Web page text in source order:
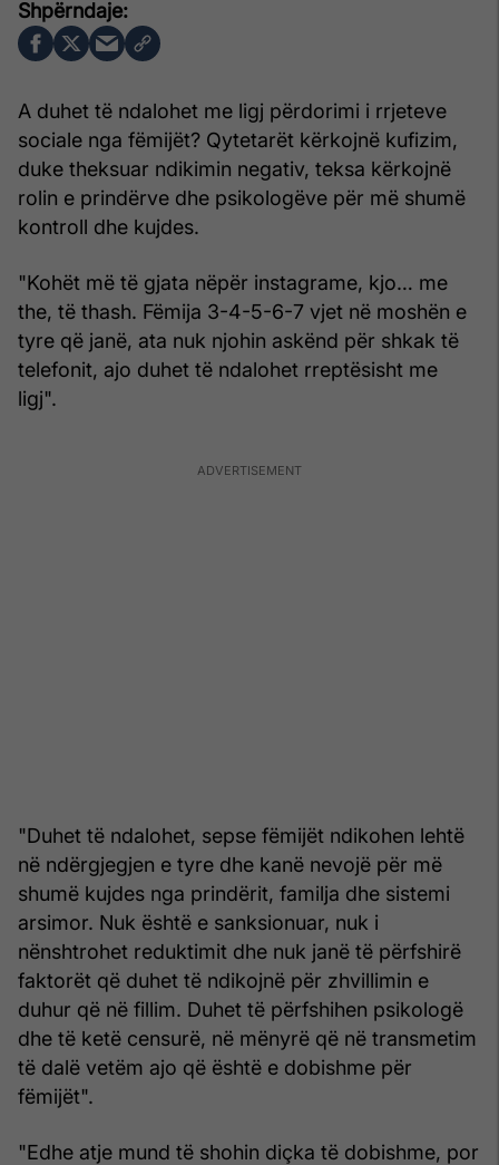
A duhet të ndalohet me ligj përdorimi i rrjeteve
sociale nga fëmijët? Qytetarët kërkojnë kufizim,
duke theksuar ndikimin negativ, teksa kërkojnë
rolin e prindërve dhe psikologëve për më shumë
kontroll dhe kujdes.
"Kohët më të gjata nëpër instagrame, kjo… me
the, të thash. Fëmija 3-4-5-6-7 vjet në moshën e
tyre që janë, ata nuk njohin askënd për shkak të
telefonit, ajo duhet të ndalohet rreptësisht me
ligj".
"Duhet të ndalohet, sepse fëmijët ndikohen lehtë
në ndërgjegjen e tyre dhe kanë nevojë për më
shumë kujdes nga prindërit, familja dhe sistemi
arsimor. Nuk është e sanksionuar, nuk i
nënshtrohet reduktimit dhe nuk janë të përfshirë
faktorët që duhet të ndikojnë për zhvillimin e
duhur që në fillim. Duhet të përfshihen psikologë
dhe të ketë censurë, në mënyrë që në transmetim
të dalë vetëm ajo që është e dobishme për
fëmijët".
"Edhe atje mund të shohin diçka të dobishme, por